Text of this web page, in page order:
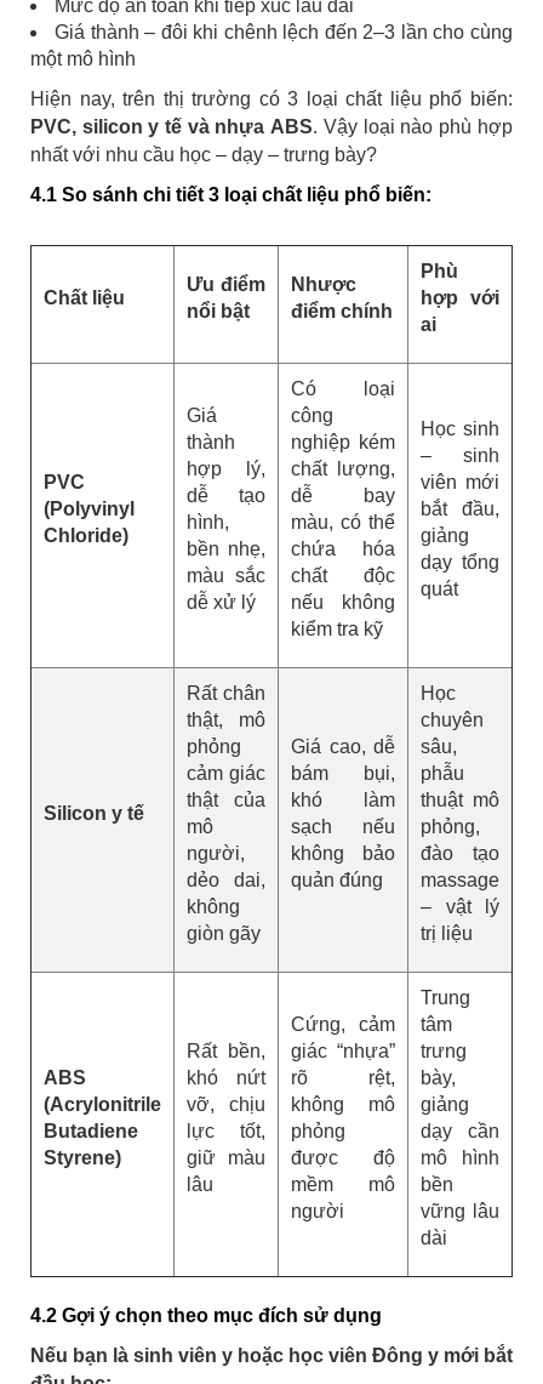
Mức độ an toàn khi tiếp xúc lâu dài
Giá thành – đôi khi chênh lệch đến 2–3 lần cho cùng
một mô hình
Hiện nay, trên thị trường có 3 loại chất liệu phổ biến:
PVC, silicon y tế và nhựa ABS. Vậy loại nào phù hợp
nhất với nhu cầu học – dạy – trưng bày?
4.1 So sánh chi tiết 3 loại chất liệu phổ biến:
Chất liệu
Ưu điểm
nổi bật
Nhược
điểm chính
Phù
hợp với
ai
PVC
(Polyvinyl
Chloride)
Giá
thành
hợp lý,
dễ tạo
hình,
bền nhẹ,
màu sắc
dễ xử lý
Có loại
công
nghiệp kém
chất lượng,
dễ bay
màu, có thể
chứa hóa
chất độc
nếu không
kiểm tra kỹ
Học sinh
– sinh
viên mới
bắt đầu,
giảng
dạy tổng
quát
Silicon y tế
Rất chân
thật, mô
phỏng
cảm giác
thật của
mô
người,
dẻo dai,
không
giòn gãy
Giá cao, dễ
bám bụi,
khó làm
sạch nếu
không bảo
quản đúng
Học
chuyên
sâu,
phẫu
thuật mô
phỏng,
đào tạo
massage
– vật lý
trị liệu
ABS
(Acrylonitrile
Butadiene
Styrene)
Rất bền,
khó nứt
vỡ, chịu
lực tốt,
giữ màu
lâu
Cứng, cảm
giác “nhựa”
rõ rệt,
không mô
phỏng
được độ
mềm mô
người
Trung
tâm
trưng
bày,
giảng
dạy cần
mô hình
bền
vững lâu
dài
4.2 Gợi ý chọn theo mục đích sử dụng
Nếu bạn là sinh viên y hoặc học viên Đông y mới bắt